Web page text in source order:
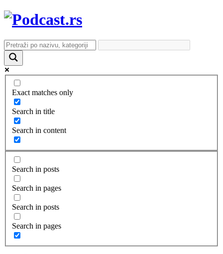
Exact matches only
Search in title
Search in content
Search in posts
Search in pages
Search in posts
Search in pages